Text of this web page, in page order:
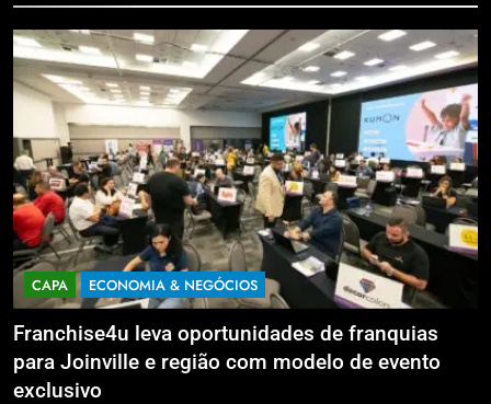
CAPA ECONOMIA & NEGÓCIOS
Franchise4u leva oportunidades de franquias
para Joinville e região com modelo de evento
exclusivo